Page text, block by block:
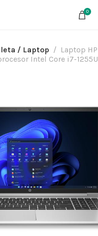
0
/ Laptop
Laptop HP
Intel Core i7-1255U